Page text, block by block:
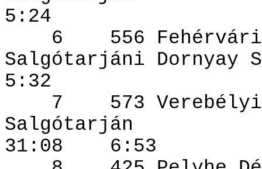
5:24
6
556
Salgótarjáni Dornyay
5:32
7
573
Salgótarján
31:08
6:53